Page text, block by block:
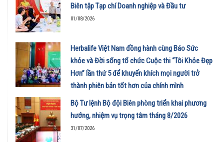
Biên tập Tạp chí Doanh nghiệp và Đầu tư
01/08/2026
Herbalife Việt Nam đồng hành cùng Báo Sức
khỏe và Đời sống tổ chức Cuộc thi “Tôi Khỏe Đẹp
Hơn” lần thứ 5 để khuyến khích mọi người trở
thành phiên bản tốt hơn của chính mình
01/08/2026
Bộ Tư lệnh Bộ đội Biên phòng triển khai phương
hướng, nhiệm vụ trọng tâm tháng 8/2026
31/07/2026